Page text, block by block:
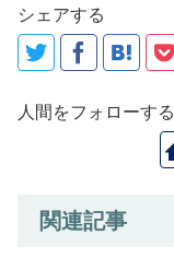
シェアする
人間をフォローする
関連記事